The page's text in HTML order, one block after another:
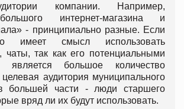
компании. Например,
интернет-магазина и
- принципиально разные. Если
имеет смысл использовать
чаты, так как его потенциальными
является большое количество
аудитория муниципального
большей части - люди старшего
вряд ли их будут использовать.